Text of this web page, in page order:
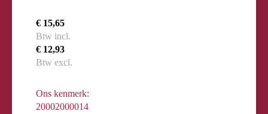
€ 15,65
Btw incl.
€ 12,93
Btw excl.
Ons kenmerk:
20002000014